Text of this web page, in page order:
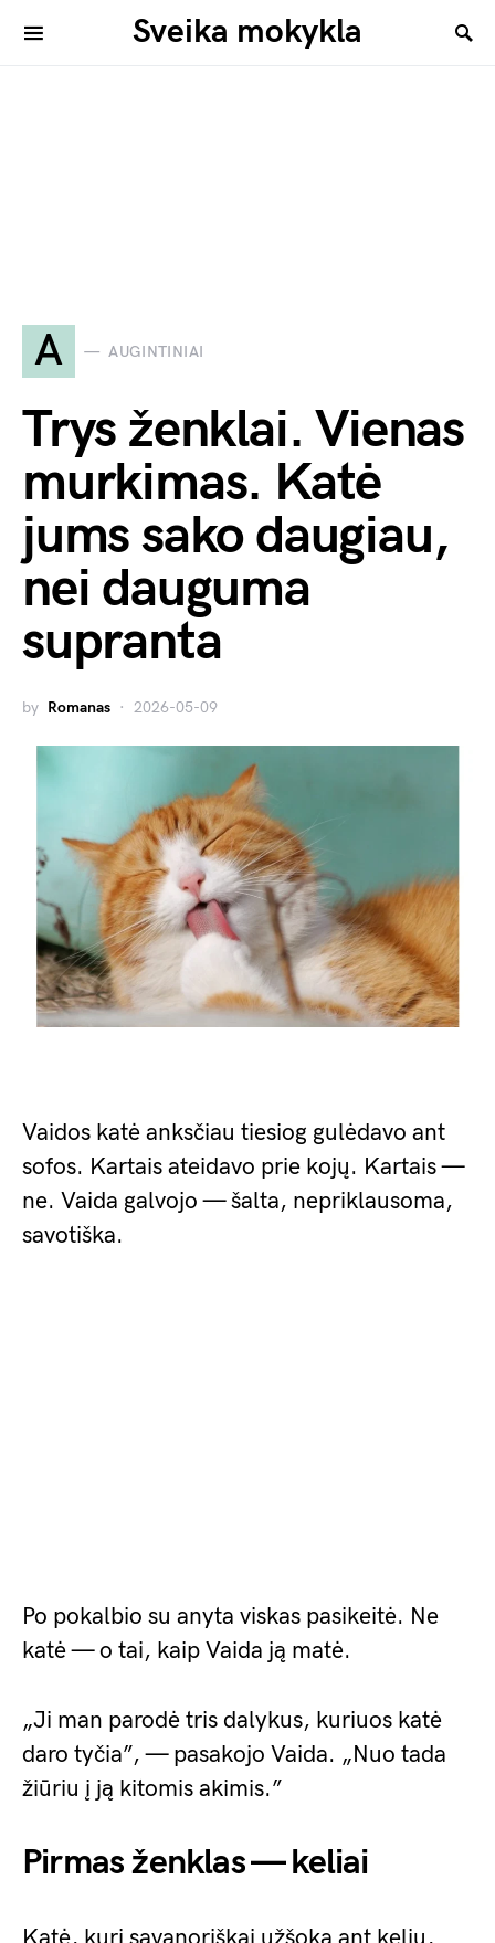
Sveika mokykla
A AUGINTINIAI
Trys ženklai. Vienas
murkimas. Katė
jums sako daugiau,
nei dauguma
supranta
by Romanas 2026-05-09
Vaidos katė anksčiau tiesiog gulėdavo ant
sofos. Kartais ateidavo prie kojų. Kartais —
ne. Vaida galvojo — šalta, nepriklausoma,
savotiška.
Po pokalbio su anyta viskas pasikeitė. Ne
katė — o tai, kaip Vaida ją matė.
„Ji man parodė tris dalykus, kuriuos katė
daro tyčia”, — pasakojo Vaida. „Nuo tada
žiūriu į ją kitomis akimis.”
Pirmas ženklas — keliai